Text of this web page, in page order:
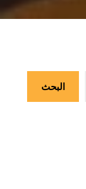
البحث